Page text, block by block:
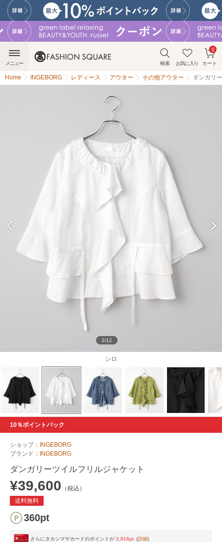
検索 お気に入り カート
0
メニュー
Home INGEBORG レディース アウター その他アウター ダンガリ
シロ
2/12
10％ポイントバック
ショップ：
INGEBORG
ブランド：
INGEBORG
ダンガリーツイルフリルジャケット
¥39,600 （税込）
送料無料
360pt
さらにタカシマヤカードのポイントが 2,916pt (詳細)